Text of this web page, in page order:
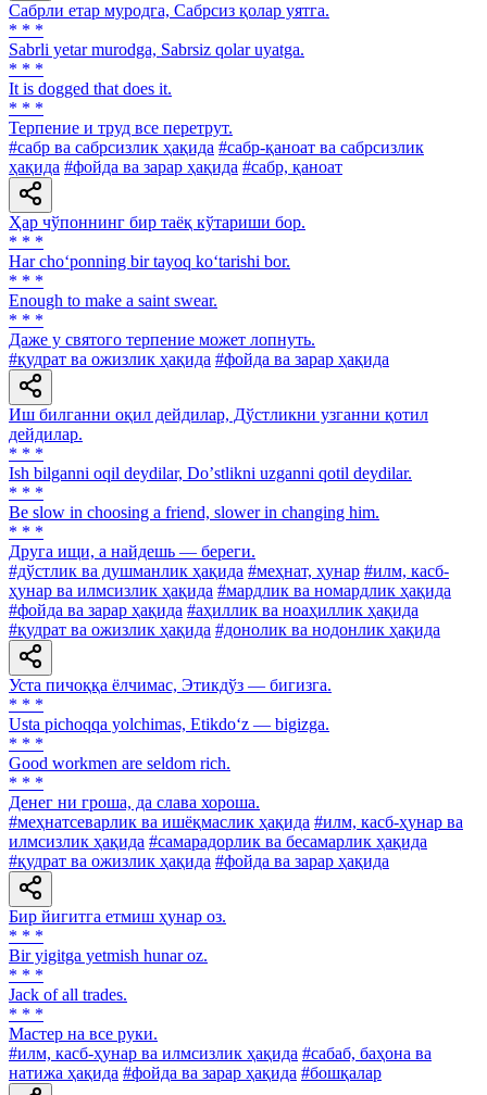
Сабрли етар муродга, Сабрсиз қолар уятга.
* * *
Sabrli yetar murodga, Sabrsiz qolar uyatga.
* * *
It is dogged that does it.
* * *
Терпение и труд все перетрут.
#сабр ва сабрсизлик ҳақида #сабр-қаноат ва сабрсизлик
ҳақида #фойда ва зарар ҳақида #сабр, қаноат
Ҳар чўпоннинг бир таёқ кўтариши бор.
* * *
Har cho‘ponning bir tayoq ko‘tarishi bor.
* * *
Enough to make a saint swear.
* * *
Даже у святого терпение может лопнуть.
#қудрат ва ожизлик ҳақида #фойда ва зарар ҳақида
Иш билганни оқил дейдилар, Дўстликни узганни қотил
дейдилар.
* * *
Ish bilganni oqil deydilar, Doʼstlikni uzganni qotil deydilar.
* * *
Be slow in choosing a friend, slower in changing him.
* * *
Друга ищи, а найдешь — береги.
#дўстлик ва душманлик ҳақида #меҳнат, ҳунар #илм, касб-
ҳунар ва илмсизлик ҳақида #мардлик ва номардлик ҳақида
#фойда ва зарар ҳақида #аҳиллик ва ноаҳиллик ҳақида
#қудрат ва ожизлик ҳақида #донолик ва нодонлик ҳақида
Уста пичоққа ёлчимас, Этикдўз — бигизга.
* * *
Usta pichoqqa yolchimas, Etikdo‘z — bigizga.
* * *
Good workmen are seldom rich.
* * *
Денег ни гроша, да слава хороша.
#меҳнатсеварлик ва ишёқмаслик ҳақида #илм, касб-ҳунар ва
илмсизлик ҳақида #самарадорлик ва бесамарлик ҳақида
#қудрат ва ожизлик ҳақида #фойда ва зарар ҳақида
Бир йигитга етмиш ҳунар оз.
* * *
Bir yigitga yetmish hunar oz.
* * *
Jack of all trades.
* * *
Мастер на все руки.
#илм, касб-ҳунар ва илмсизлик ҳақида #сабаб, баҳона ва
натижа ҳақида #фойда ва зарар ҳақида #бошқалар